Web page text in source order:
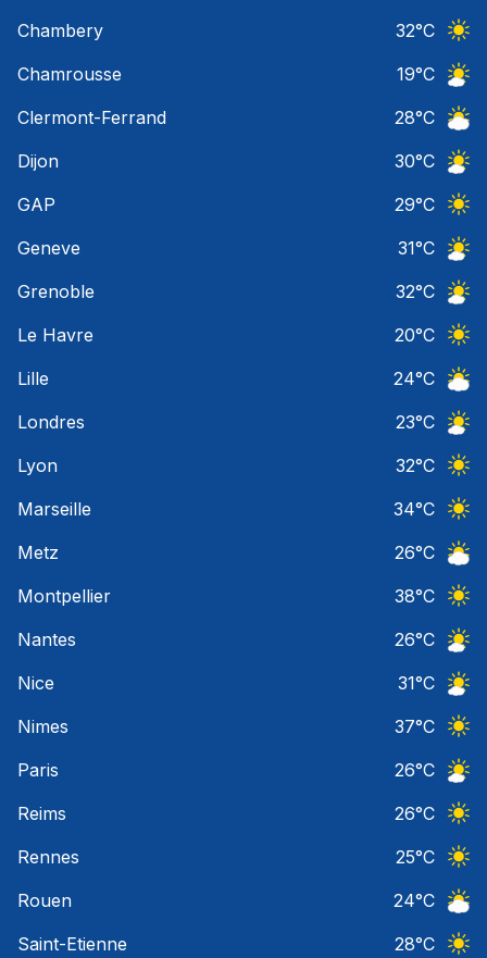
Chambery
32°C
Chamrousse
19°C
Clermont-Ferrand
28°C
Dijon
30°C
GAP
29°C
Geneve
31°C
Grenoble
32°C
Le Havre
20°C
Lille
24°C
Londres
23°C
Lyon
32°C
Marseille
34°C
Metz
26°C
Montpellier
38°C
Nantes
26°C
Nice
31°C
Nimes
37°C
Paris
26°C
Reims
26°C
Rennes
25°C
Rouen
24°C
Saint-Etienne
28°C